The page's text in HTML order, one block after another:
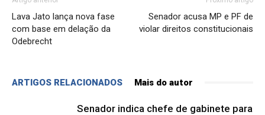
Lava Jato lança nova fase
com base em delação da
Odebrecht
Senador acusa MP e PF de
violar direitos constitucionais
ARTIGOS RELACIONADOS Mais do autor
Senador indica chefe de gabinete para